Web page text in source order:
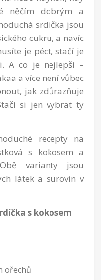
něčím dobrým a
srdíčka jsou
cukru, a navíc
je péct, stačí je
A co je nejlepší –
a více není vůbec
jak zdůrazňuje
si jen vybrat ty
recepty na
s kokosem a
varianty jsou
látek a surovin v
s kokosem
ořechů